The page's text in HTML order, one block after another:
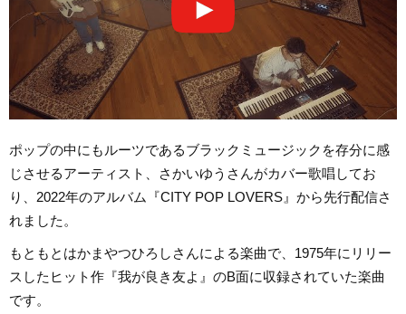
ポップの中にもルーツであるブラックミュージックを存分に感
じさせるアーティスト、さかいゆうさんがカバー歌唱してお
り、2022年のアルバム『CITY POP LOVERS』から先行配信さ
れました。
もともとはかまやつひろしさんによる楽曲で、1975年にリリー
スしたヒット作『我が良き友よ』のB面に収録されていた楽曲
です。